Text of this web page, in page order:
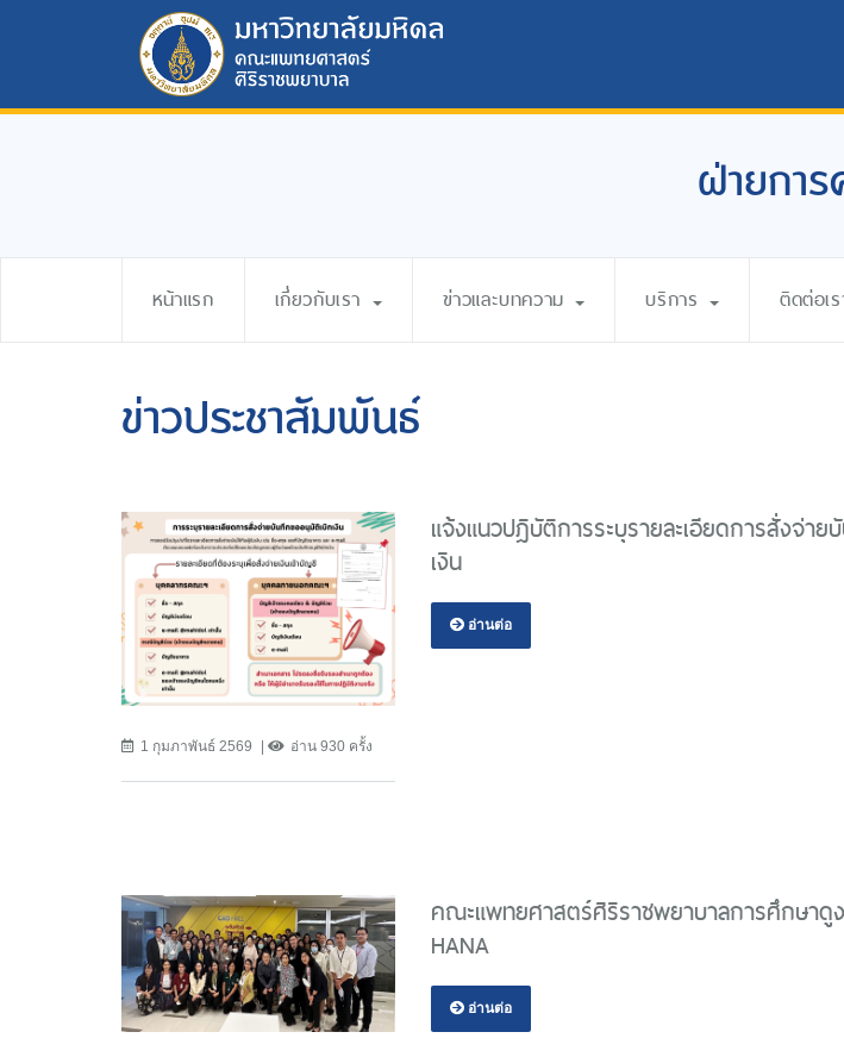
ฝ่ายกา
หน้าแรก เกี่ยวกับเรา ข่าวและบทความ บริการ ติดต่อเ
ข่าวประชาสัมพันธ์
1 กุมภาพันธ์ 2569 อ่าน 930 ครั้ง
แจ้งแนวปฎิบัติการระบุรายละเอียดการสั่งจ่า
เงิน
อ่านต่อ
คณะแพทยศาสตร์ศิริราชพยาบาลการศึกษาดู
HANA
อ่านต่อ